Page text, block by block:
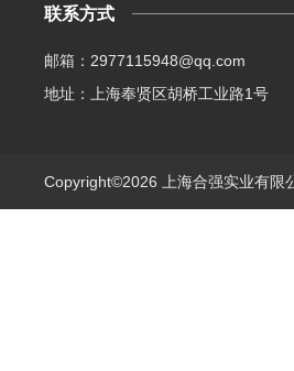
联系方式
邮箱：2977115948@qq.com
地址：上海奉贤区胡桥工业路1号
Copyright©2026 上海合强实业有